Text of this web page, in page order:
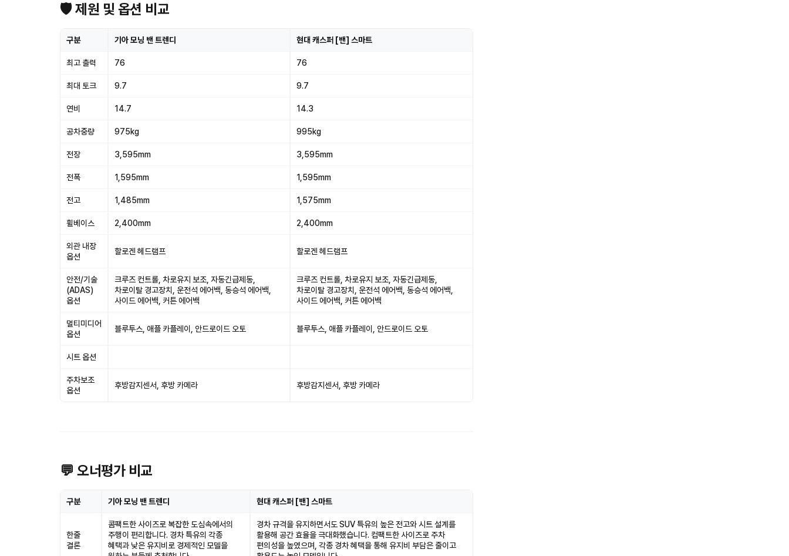
🛡 제원 및 옵션 비교
구분 기아 모닝 밴 트렌디 현대 캐스퍼 [밴] 스마트
최고 출력 76 76
최대 토크 9.7 9.7
연비 14.7 14.3
공차중량 975kg 995kg
전장 3,595mm 3,595mm
전폭 1,595mm 1,595mm
전고 1,485mm 1,575mm
휠베이스 2,400mm 2,400mm
외관 내장
옵션
할로겐 헤드램프 할로겐 헤드램프
안전/기술
(ADAS)
옵션
크루즈 컨트롤, 차로유지 보조, 자동긴급제동,
차로이탈 경고장치, 운전석 에어백, 동승석 에어백,
사이드 에어백, 커튼 에어백
크루즈 컨트롤, 차로유지 보조, 자동긴급제동,
차로이탈 경고장치, 운전석 에어백, 동승석 에어백,
사이드 에어백, 커튼 에어백
멀티미디어
옵션
블루투스, 애플 카플레이, 안드로이드 오토 블루투스, 애플 카플레이, 안드로이드 오토
시트 옵션
주차보조
옵션
후방감지센서, 후방 카메라 후방감지센서, 후방 카메라
💬 오너평가 비교
구분 기아 모닝 밴 트렌디 현대 캐스퍼 [밴] 스마트
한줄
결론
콤팩트한 사이즈로 복잡한 도심속에서의
주행이 편리합니다. 경차 특유의 각종
혜택과 낮은 유지비로 경제적인 모델을
경차 규격을 유지하면서도 SUV 특유의 높은 전고와 시트 설계를
활용해 공간 효율을 극대화했습니다. 컴팩트한 사이즈로 주차
편의성을 높였으며, 각종 경차 혜택을 통해 유지비 부담은 줄이고